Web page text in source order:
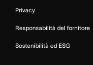
Privacy
Responsabilità del fornitore
Sostenibilità ed ESG